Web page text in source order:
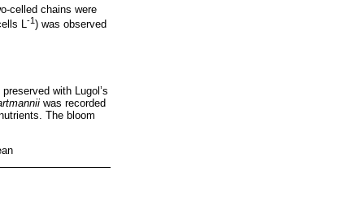
celled chains were
L-1) was observed
with Lugol’s
was recorded
The bloom